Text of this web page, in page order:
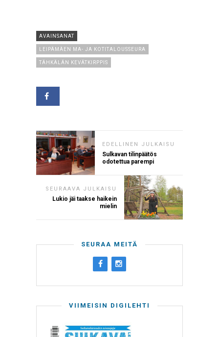
AVAINSANAT
LEIPÄMÄEN MA- JA KOTITALOUSSEURA
TÄHKÄLÄN KEVÄTKIRPPIS
EDELLINEN JULKAISU
Sulkavan tilinpäätös
odotettua parempi
SEURAAVA JULKAISU
Lukio jäi taakse haikein
mielin
SEURAA MEITÄ
VIIMEISIN DIGILEHTI